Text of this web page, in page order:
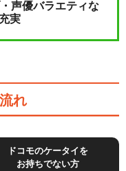
声優バラエティな
実
れ
ドコモのケータイを
お持ちでない方